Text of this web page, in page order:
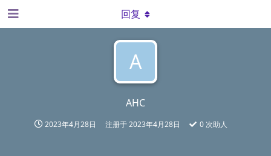
A
AHC
2023年4月28日 注册于2023年4月28日 0 次助人
回复